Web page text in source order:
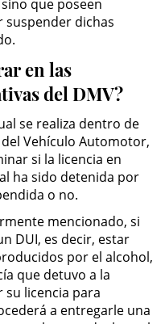
la Licencia
de Policía
Blanco
que poseen
dichas
en las
del DMV?
se realiza dentro de
Vehículo Automotor,
si la licencia en
ha sido detenida por
o no.
mencionado, si
DUI, es decir, estar
por el alcohol,
que detuvo a la
su licencia para
a entregarle una